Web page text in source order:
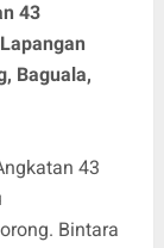
43
Baguala,
43
Bintara